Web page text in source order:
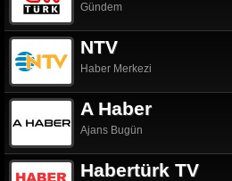
Gündem
NTV
Haber Merkezi
A Haber
Ajans Bugün
Habertürk TV